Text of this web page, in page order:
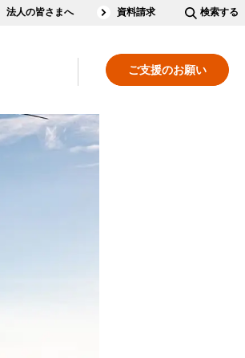
法人の皆さまへ 資料請求 検索する
ご支援のお願い